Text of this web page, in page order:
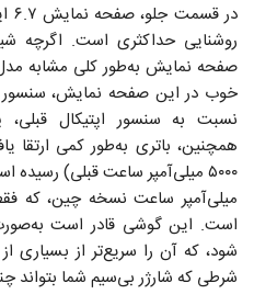
روشنایی حداکثری است. اگرچه
خوب در این صفحه نمایش، سنسور
نسبت به سنسور اپتیکال قبلی،
میلی‌آمپر ساعت نسخه چین، که
شود، که آن را سریع‌تر از بسیاری
شرطی که شارژر بی‌سیم شما بتواند